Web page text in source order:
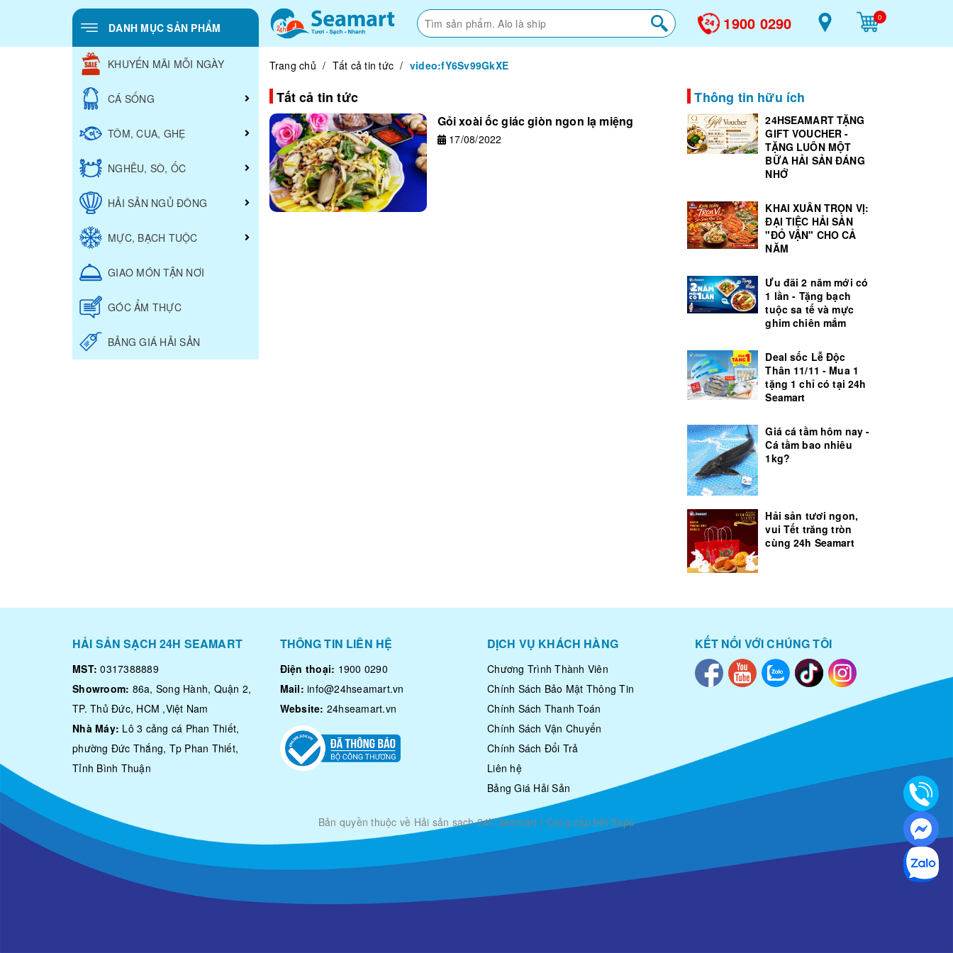
DANH MỤC SẢN PHẨM
KHUYẾN MÃI MỖI NGÀY
CÁ SỐNG
TÔM, CUA, GHẸ
NGHÊU, SÒ, ỐC
HẢI SẢN NGỦ ĐÔNG
MỰC, BẠCH TUỘC
GIAO MÓN TẬN NƠI
GÓC ẨM THỰC
BẢNG GIÁ HẢI SẢN
1900 0290 0
Trang chủ / Tất cả tin tức / video:fY6Sv99GkXE
Tất cả tin tức
Gỏi xoài ốc giác giòn ngon lạ miệng
17/08/2022
Thông tin hữu ích
24HSEAMART TẶNG
GIFT VOUCHER -
TẶNG LUÔN MỘT
BỮA HẢI SẢN ĐÁNG
NHỚ
KHAI XUÂN TRỌN VỊ:
ĐẠI TIỆC HẢI SẢN
"ĐỎ VẬN" CHO CẢ
NĂM
Ưu đãi 2 năm mới có
1 lần - Tặng bạch
tuộc sa tế và mực
ghim chiên mắm
Deal sốc Lễ Độc
Thân 11/11 - Mua 1
tặng 1 chỉ có tại 24h
Seamart
Giá cá tầm hôm nay -
Cá tầm bao nhiêu
1kg?
Hải sản tươi ngon,
vui Tết trăng tròn
cùng 24h Seamart
HẢI SẢN SẠCH 24H SEAMART
MST: 0317388889
Showroom: 86a, Song Hành, Quận 2,
TP. Thủ Đức, HCM ,Việt Nam
Nhà Máy: Lô 3 cảng cá Phan Thiết,
phường Đức Thắng, Tp Phan Thiết,
Tỉnh Bình Thuận
THÔNG TIN LIÊN HỆ
Điện thoại: 1900 0290
Mail: info@24hseamart.vn
Website: 24hseamart.vn
DỊCH VỤ KHÁCH HÀNG
Chương Trình Thành Viên
Chính Sách Bảo Mật Thông Tin
Chính Sách Thanh Toán
Chính Sách Vận Chuyển
Chính Sách Đổi Trả
Liên hệ
Bảng Giá Hải Sản
KẾT NỐI VỚI CHÚNG TÔI
Bản quyền thuộc về Hải sản sạch 24h Seamart | Cung cấp bởi Sapo